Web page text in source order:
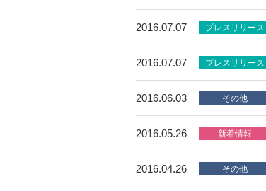
2016.07.07
2016.07.07
2016.06.03
2016.05.26
2016.04.26